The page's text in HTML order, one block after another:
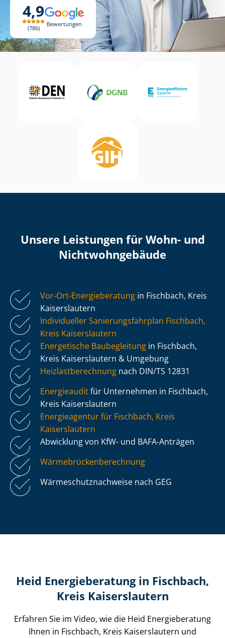
4,9
786
Bewertungen
Unsere Leistungen für Wohn- und
Nicht­wohn­ge­bäu­de
Vor-Ort-Energieberatung in Fischbach, Kreis
Kaiserslautern
Individueller Sa­nie­rungs­fahr­plan Fischbach,
Kreis Kaiserslautern
Energetische Baubegleitung in Fischbach,
Kreis Kaiserslautern & Umgebung
Heiz­last­be­rech­nung nach DIN/TS 12831
Energieauditfür Unternehmen in Fischbach,
Kreis Kaiserslautern
Energieagentur für Fischbach, Kreis
Kaiserslautern
Abwicklung von KfW- und BAFA-Anträgen
Wär­me­brü­cken­be­rech­nung
Wär­me­schutz­nach­wei­se nach GEG
Heid Energieberatung in Fischbach,
Kreis Kaiserslautern
Erfahren Sie im Video, wie die Heid Energieberatung
Ihnen in Fischbach, Kreis Kaiserslautern und